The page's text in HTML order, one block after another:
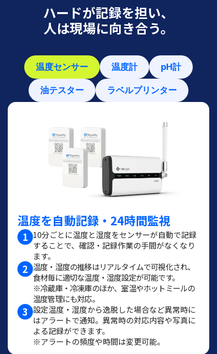
ハードが記録を担い、
人は現場に向き合う。
温度センサー 温度計 pH計
油テスター ラベルプリンター
温度を自動記録・24時間監視
1 10分ごとに温度と湿度をセンサーが自動で記録
することで、確認・記録作業の手間がなくなり
ます。
2 温度・湿度の推移はリアルタイムで可視化され、
食材毎に適切な温度・湿度設定が可能です。
※冷蔵庫・冷凍庫のほか、室温やホットミールの
温度管理にも対応。
3 設定温度・湿度から逸脱した場合など異常時に
はアラートで通知。異常時の対応内容や写真に
よる記録ができます。
※アラートの頻度や時間は変更可能。